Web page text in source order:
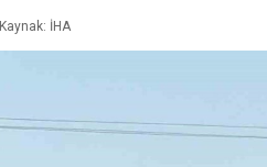
Kaynak: İHA